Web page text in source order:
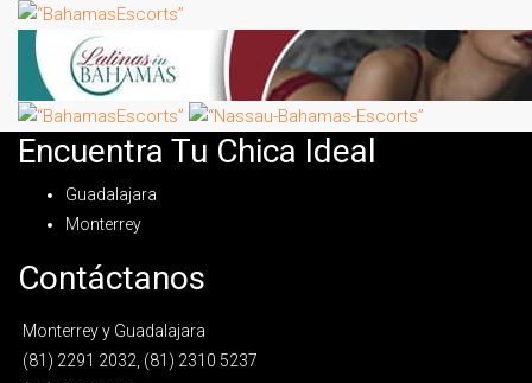
Encuentra Tu Chica Ideal
Guadalajara
Monterrey
Contáctanos
Monterrey y Guadalajara
(81) 2291 2032, (81) 2310 5237